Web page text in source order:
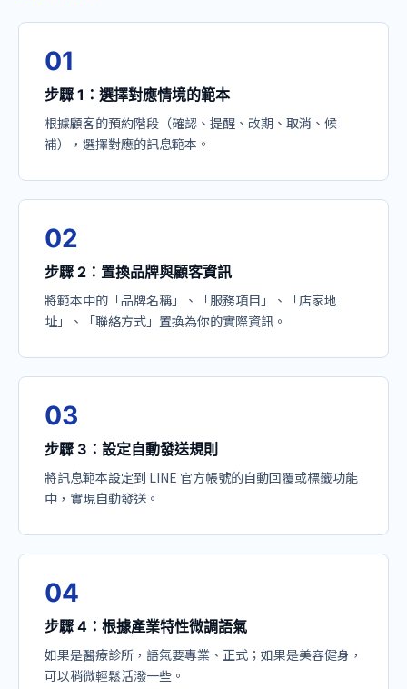
01
步驟 1：選擇對應情境的範本
根據顧客的預約階段（確認、提醒、改期、取消、候
補），選擇對應的訊息範本。
02
步驟 2：置換品牌與顧客資訊
將範本中的「品牌名稱」、「服務項目」、「店家地
址」、「聯絡方式」置換為你的實際資訊。
03
步驟 3：設定自動發送規則
將訊息範本設定到 LINE 官方帳號的自動回覆或標籤功能
中，實現自動發送。
04
步驟 4：根據產業特性微調語氣
如果是醫療診所，語氣要專業、正式；如果是美容健身，
可以稍微輕鬆活潑一些。